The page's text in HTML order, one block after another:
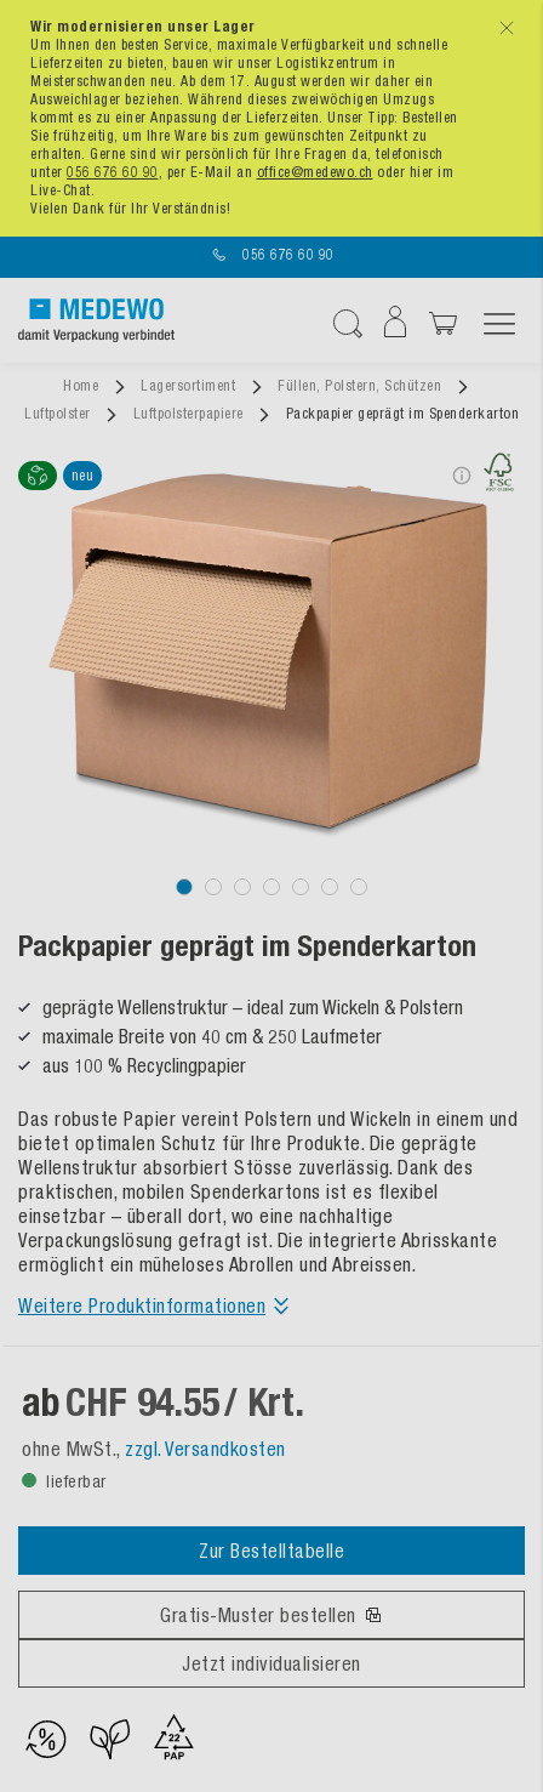
x
Wir modernisieren unser Lager
Um Ihnen den besten Service, maximale Verfügbarkeit und schnelle
Lieferzeiten zu bieten, bauen wir unser Logistikzentrum in
Meisterschwanden neu. Ab dem 17. August werden wir daher ein
Ausweichlager beziehen. Während dieses zweiwöchigen Umzugs
kommt es zu einer Anpassung der Lieferzeiten. Unser Tipp: Bestellen
Sie frühzeitig, um Ihre Ware bis zum gewünschten Zeitpunkt zu
erhalten. Gerne sind wir persönlich für Ihre Fragen da, telefonisch
unter 056 676 60 90 , per E-Mail an office@medewo.ch oder hier im
Live-Chat.
Vielen Dank für Ihr Verständnis!
056 676 60 90
Home Lagersortiment
Füllen, Polstern, Schützen
Luftpolster
Luftpolsterpapiere Packpapier geprägt im Spenderkarton
neu
Packpapier geprägt im Spenderkarton
geprägte Wellenstruktur – ideal zum Wickeln & Polstern
maximale Breite von 40 cm & 250 Laufmeter
aus 100 % Recyclingpapier
Das robuste Papier vereint Polstern und Wickeln in einem und
bietet optimalen Schutz für Ihre Produkte. Die geprägte
Wellenstruktur absorbiert Stösse zuverlässig. Dank des
praktischen, mobilen Spenderkartons ist es flexibel
einsetzbar – überall dort, wo eine nachhaltige
Verpackungslösung gefragt ist. Die integrierte Abrisskante
ermöglicht ein müheloses Abrollen und Abreissen.
Weitere Produktinformationen
abCHF 94.55/ Krt.
ohne MwSt., zzgl. Versandkosten
lieferbar
Zur Bestelltabelle
Gratis-Muster bestellen
Jetzt individualisieren